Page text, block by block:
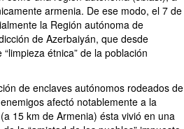
armenia. De ese modo, el 7 de
la Región autónoma de
de Azerbaiyán, que desde
étnica” de la población
de enclaves autónomos rodeados de
afectó notablemente a la
15 km de Armenia) ésta vivió en una